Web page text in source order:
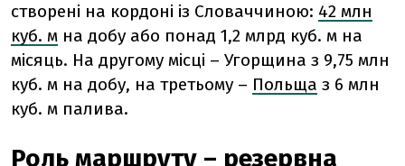
створені на кордоні із Словаччиною: 42 млн
куб. м на добу або понад 1,2 млрд куб. м на
місяць. На другому місці – Угорщина з 9,75 млн
куб. м на добу, на третьому – Польща з 6 млн
куб. м палива.
Роль маршруту – резервна